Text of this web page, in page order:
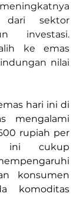
dari sektor
investasi.
ke emas
nilai
hari ini di
mengalami
rupiah per
ini cukup
konsumen
komoditas